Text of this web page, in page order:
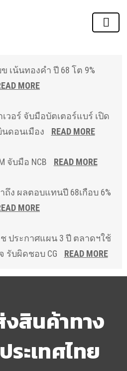
เน้นทองคำ ปี 68 โต 9%
MORE
เวอร์ จับมือบัตเตอร์แบร์ เปิด
ดอนเมือง
READ MORE
จับมือ NCB READ MORE
ถึง ผลตอบแทนปี 68เกือบ 6%
MORE
ประกาศแผน 3 ปี ตลาดฯใช้
รับผิดชอบ CG
READ MORE
สินค้าทาง
ระเทศไทย